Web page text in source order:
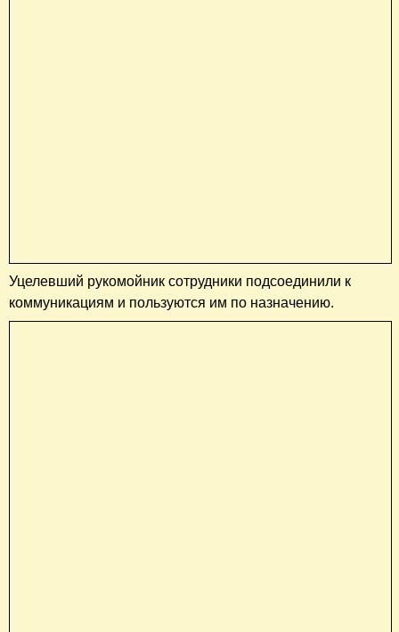
Уцелевший рукомойник сотрудники подсоединили к
коммуникациям и пользуются им по назначению.